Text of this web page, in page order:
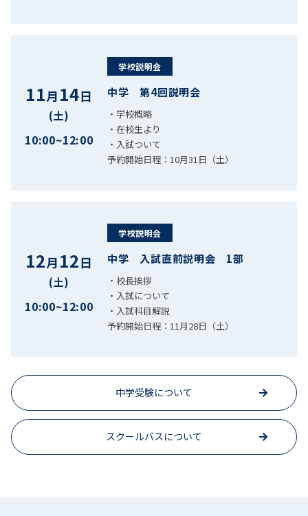
11月14日
(土)
10:00~12:00
学校説明会
中学 第4回説明会
・学校概略
・在校生より
・入試ついて
予約開始日程：10月31日（土）
12月12日
(土)
10:00~12:00
学校説明会
中学 入試直前説明会 1部
・校長挨拶
・入試について
・入試科目解説
予約開始日程：11月28日（土）
中学受験について
スクールバスについて